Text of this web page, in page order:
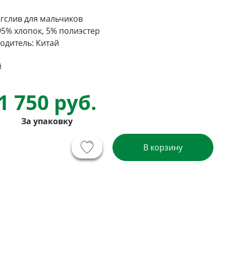
для мальчиков
хлопок, 5% полиэстер
Китай
750 руб.
За упаковку
В корзину